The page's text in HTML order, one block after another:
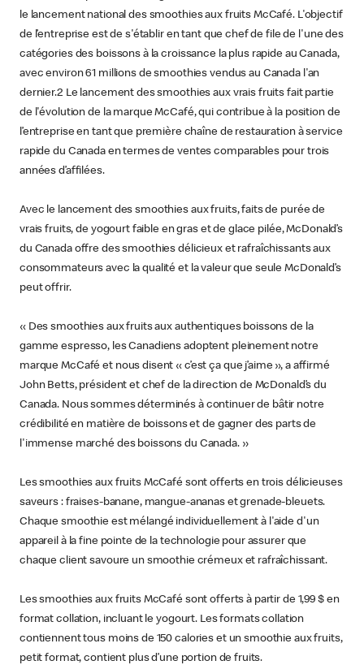
le lancement national des smoothies aux fruits McCafé. L'objectif
de l’entreprise est de s'établir en tant que chef de file de l'une des
catégories des boissons à la croissance la plus rapide au Canada,
avec environ 61 millions de smoothies vendus au Canada l'an
dernier.2 Le lancement des smoothies aux vrais fruits fait partie
de l'évolution de la marque McCafé, qui contribue à la position de
l’entreprise en tant que première chaîne de restauration à service
rapide du Canada en termes de ventes comparables pour trois
années d’affilées.
Avec le lancement des smoothies aux fruits, faits de purée de
vrais fruits, de yogourt faible en gras et de glace pilée, McDonald’s
du Canada offre des smoothies délicieux et rafraîchissants aux
consommateurs avec la qualité et la valeur que seule McDonald’s
peut offrir.
« Des smoothies aux fruits aux authentiques boissons de la
gamme espresso, les Canadiens adoptent pleinement notre
marque McCafé et nous disent « c’est ça que j’aime », a affirmé
John Betts, président et chef de la direction de McDonald’s du
Canada. Nous sommes déterminés à continuer de bâtir notre
crédibilité en matière de boissons et de gagner des parts de
l'immense marché des boissons du Canada. »
Les smoothies aux fruits McCafé sont offerts en trois délicieuses
saveurs : fraises-banane, mangue-ananas et grenade-bleuets.
Chaque smoothie est mélangé individuellement à l'aide d'un
appareil à la fine pointe de la technologie pour assurer que
chaque client savoure un smoothie crémeux et rafraîchissant.
Les smoothies aux fruits McCafé sont offerts à partir de 1,99 $ en
format collation, incluant le yogourt. Les formats collation
contiennent tous moins de 150 calories et un smoothie aux fruits,
petit format, contient plus d’une portion de fruits.